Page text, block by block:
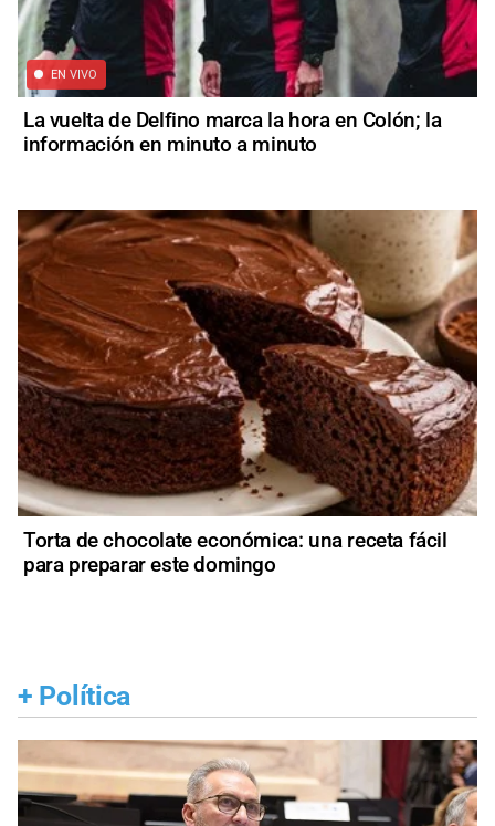
EN VIVO
La vuelta de Delfino marca la hora en Colón; la
información en minuto a minuto
Torta de chocolate económica: una receta fácil
para preparar este domingo
+ Política